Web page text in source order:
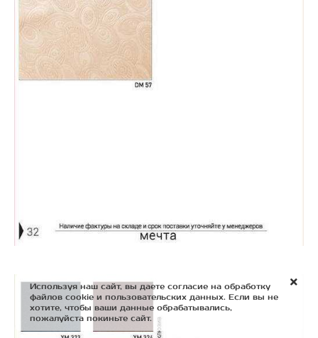
Используя наш сайт, вы даете согласие на обработку
файлов cookie и пользовательских данных. Если вы не
хотите, чтобы ваши данные обрабатывались,
пожалуйста покиньте сайт.